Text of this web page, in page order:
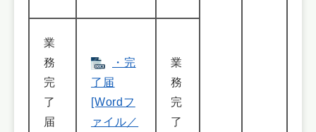
業
務
完
了
届
・完
了届
[Wordフ
ァイル／
業
務
完
了